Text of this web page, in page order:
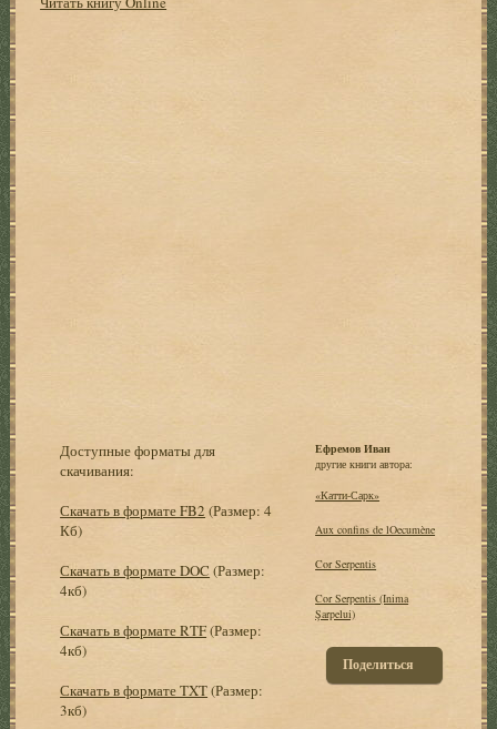
Доступные форматы для
скачивания:
Скачать в формате FB2 (Размер: 4
Кб)
Скачать в формате DOC (Размер:
4кб)
Скачать в формате RTF(Размер:
4кб)
Скачать в формате TXT(Размер:
3кб)
Ефремов Иван
другие книги автора:
«Катти-Сарк»
Aux confins de lOecumène
Cor Serpentis
Cor Serpentis (Inima
Şarpelui)
Поделиться